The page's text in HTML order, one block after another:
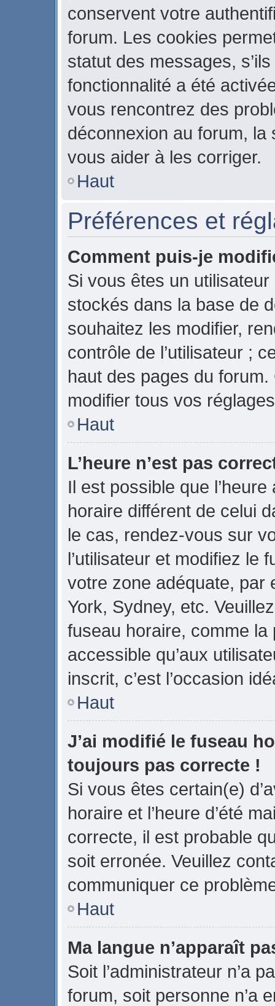
conservent votre
forum. Les cookies
statut des messages,
fonctionnalité a été
vous rencontrez des
déconnexion au forum,
vous aider à les corriger.
Haut
Préférences et
Comment puis-je
Si vous êtes un
stockés dans la base de
souhaitez les modifier,
contrôle de l’utilisateur ;
haut des pages du
modifier tous vos
Haut
L’heure n’est pas
Il est possible que
horaire différent de celui
le cas, rendez-vous sur
l’utilisateur et modifiez le
votre zone adéquate, par
York, Sydney, etc.
fuseau horaire, comme la
accessible qu’aux
inscrit, c’est l’occasion
Haut
J’ai modifié le fuseau
toujours pas correcte !
Si vous êtes certain(e)
horaire et l’heure d’été
correcte, il est probable
soit erronée. Veuillez
communiquer ce
Haut
Ma langue n’apparaît
Soit l’administrateur n’a
forum, soit personne n’a